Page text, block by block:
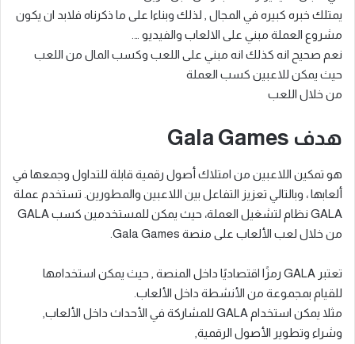
يمتلك خبره كبيره في المجال , لذلك وبناءا على ما ذكرناه فلابد ان يكون
مشروع العملة مبني على الالعاب والفيديو ….
نعم صحيح انه كذلك انه مبني على اللعب وكسب المال من اللعب
حيث يمكن للاعبين كسب العملة
من خلال اللعب
هدف Gala Games
هو تمكين اللاعبين من امتلاك أصول رقمية قابلة للتداول وجمعها في
ألعابها ، وبالتالي تعزيز التفاعل بين اللاعبين والمطورين. تستخدم عملة
GALA نظام لتشغيل العملة، حيث يمكن للمستخدمين كسب GALA
من خلال لعب الألعاب على منصة Gala Games.
تعتبر GALA رمزًا اقتصاديًا داخل المنصة , حيث يمكن استخدامها
للقيام بمجموعة من الأنشطة داخل الألعاب.
مثلا يمكن استخدام GALA للمشاركة في الأحداث داخل الألعاب,
وشراء وتطوير الأصول الرقمية,